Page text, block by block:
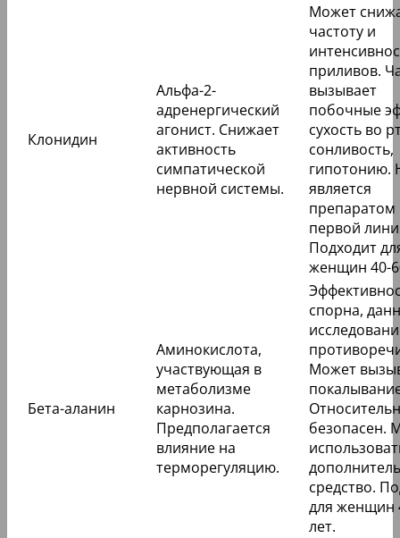
Клонидин
Альфа-2-
адренергический
агонист. Снижает
активность
симпатической
нервной системы.
Может
частоту и
приливов.
вызывает
побочные
сухость во
сонливость,
гипотонию.
является
препаратом
первой
Подходит
женщин 40-
Бета-аланин
Аминокислота,
участвующая в
метаболизме
карнозина.
Предполагается
влияние на
терморегуляцию.
спорна,
Может
безопасен.
средство.
для женщин
лет.